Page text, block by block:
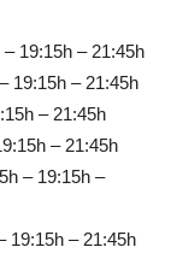
19:15h – 21:45h
19:15h – 21:45h
– 21:45h
– 21:45h
– 19:15h –
19:15h – 21:45h